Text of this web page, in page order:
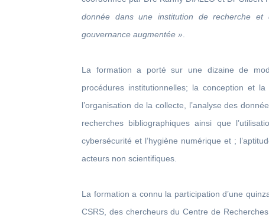
donnée dans une institution de recherche
gouvernance augmentée ».
La formation a porté sur une dizaine de
procédures institutionnelles; la conception et
l’organisation de la collecte, l’analyse des
recherches bibliographiques ainsi que
cybersécurité et l’hygiène numérique et ;
acteurs non scientifiques.
La formation a connu la participation d’une
CSRS, des chercheurs du Centre de